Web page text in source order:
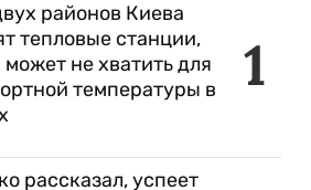
1
районов Киева
тепловые станции,
может не хватить для
температуры в
рассказал, успеет